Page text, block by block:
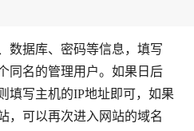
数据库、密码等信息，填写
同名的管理用户。如果日后
填写主机的IP地址即可，如果
，可以再次进入网站的域名